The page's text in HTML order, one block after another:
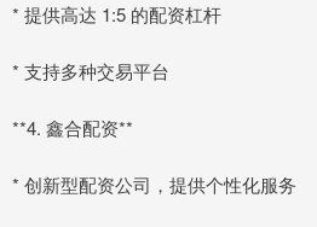
* 提供高达 1:5 的配资杠杆
* 支持多种交易平台
**4. 鑫合配资**
* 创新型配资公司，提供个性化服务